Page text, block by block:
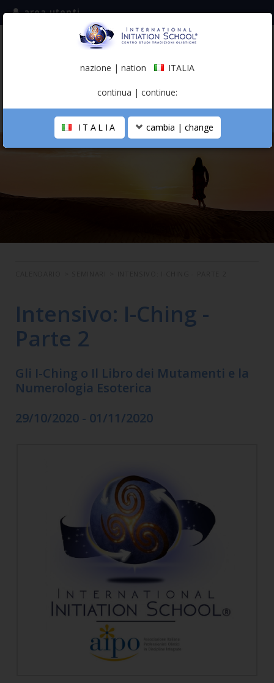
iscriviti alla mailing list
(italiano)
area utenti
LA SCUOLA
Intensivo: I-Ching -
Parte 2
Gli I-Ching o Il Libro dei Mutamenti e la
Numerologia Esoterica
29/10/2020 - 01/11/2020
nazione | nation ITALIA
continua | continue:
ITALIA cambia | change